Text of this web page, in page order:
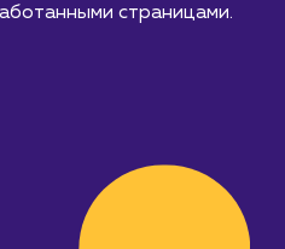
Landing Page
Привлекаем
уровень